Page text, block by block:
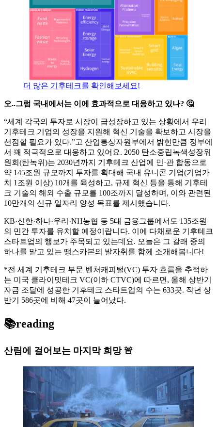
더 많은 기후테크를 확인해보세요!
오..그럼 국내에서는 이에 효과적으로 대응하고 있나? 🤔
“세계 각국의 투자로 시장이 급성장하고 있는 상황에서 우리
기후테크 기업의 성장을 지원해 혁신 기술을 확보하고 시장을
선점할 필요가 있다.”고 산업통상자원부에서 밝힌만큼 정부에
서 꽤 적극적으로 대응하고 있어요. 2050 탄소중립녹색성장위
원회(탄녹위)는 2030년까지 기후테크 산업에 민·관 합동으로
약 145조원 규모까지 투자를 확대해 국내 유니콘 기업(기업가
치 1조원 이상) 10개를 육성하고, 규제 혁신 등을 통해 기후테
크 기술의 해외 수출 규모를 100조까지 달성하며, 이와 관련된
10만개의 신규 일자리 양성 목표를 제시했습니다.
KB·신한·하나·우리·NH농협 등 5대 금융그룹에서도 135조원
의 민간 투자를 유치할 예정이랍니다. 이에 다채로운 기후테크
스타트업의 행보가 주목되고 있는데요. 오늘은 그 갈래 중의
하나를 맡고 있는 땡스카본의 발자취를 함께 소개해봅니다!
*전 세계 기후테크 부문 벤처캐피털(VC) 투자 흐름을 추적하
는 미국 클라이밋테크 VC(이하 CTVC)에 따르면, 올해 상반기
자금 조달에 성공한 기후테크 스타트업의 수는 633곳. 작년 상
반기 586곳에 비해 47곳이 늘어났다.
📚reading
산림에 걸어보는 마지막 희망 🚨